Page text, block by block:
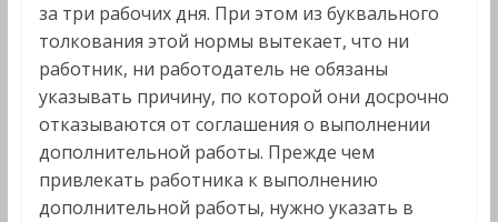
за три рабочих дня. При этом из буквального
толкования этой нормы вытекает, что ни
работник, ни работодатель не обязаны
указывать причину, по которой они досрочно
отказываются от соглашения о выполнении
дополнительной работы. Прежде чем
привлекать работника к выполнению
дополнительной работы, нужно указать в